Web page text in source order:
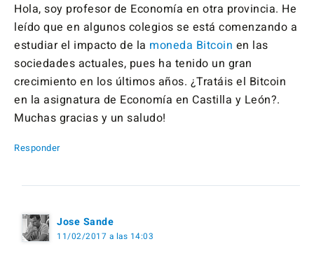
Hola, soy profesor de Economía en otra provincia. He
leído que en algunos colegios se está comenzando a
estudiar el impacto de la moneda Bitcoin en las
sociedades actuales, pues ha tenido un gran
crecimiento en los últimos años. ¿Tratáis el Bitcoin
en la asignatura de Economía en Castilla y León?.
Muchas gracias y un saludo!
Responder
Jose Sande
11/02/2017 a las 14:03